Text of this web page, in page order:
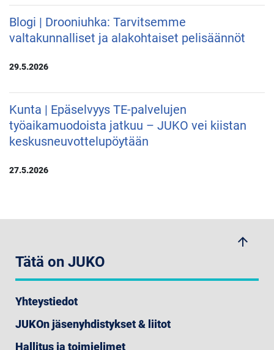
Blogi | Drooniuhka: Tarvitsemme
valtakunnalliset ja alakohtaiset pelisäännöt
29.5.2026
Kunta | Epäselvyys TE-palvelujen
työaikamuodoista jatkuu – JUKO vei kiistan
keskusneuvottelupöytään
27.5.2026
arrow_upwards
Tätä on JUKO
Yhteystiedot
JUKOn jäsenyhdistykset & liitot
Hallitus ja toimielimet